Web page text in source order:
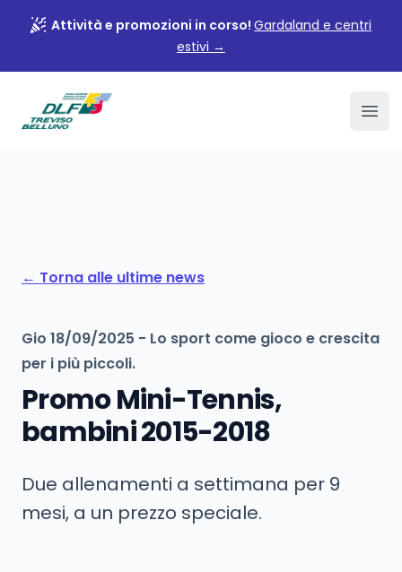
Attività e promozioni in corso! Gardaland e centri
estivi →
Associazione DLF Treviso
← Torna alle ultime news
Gio 18/09/2025 - Lo sport come gioco e crescita
per i più piccoli.
Promo Mini-Tennis,
bambini 2015-2018
Due allenamenti a settimana per 9
mesi, a un prezzo speciale.